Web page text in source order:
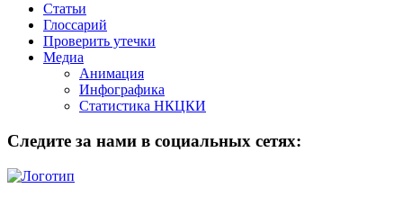
Статьи
Глоссарий
Проверить утечки
Медиа
Анимация
Инфографика
Статистика НКЦКИ
Следите за нами в социальных сетях: